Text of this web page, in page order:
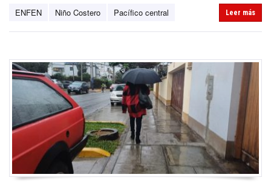
ENFEN Niño Costero Pacífico central Leer más